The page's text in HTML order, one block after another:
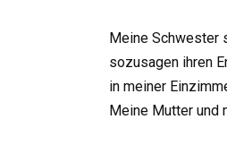
Meine Schwester
sozusagen ihren
in meiner
Meine Mutter und